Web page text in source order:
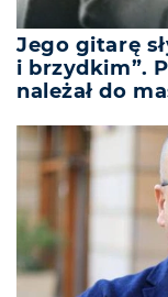
Jego gitarę
i brzydkim”.
należał do